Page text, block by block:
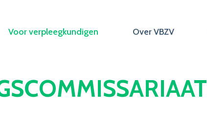
Voor verpleegkundigen Over VBZV